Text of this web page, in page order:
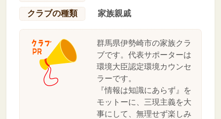
クラブの種類
家族親戚
群馬県伊勢崎市の家族クラ
ブです。代表サポーターは
環境大臣認定環境カウンセ
ラーです。
『情報は知識にあらず』を
モットーに、三現主義を大
事にして、無理せず楽しみ